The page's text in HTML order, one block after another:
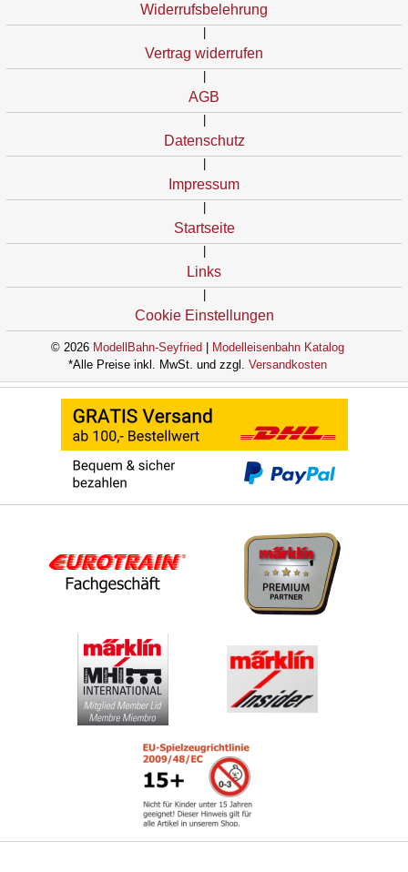
Widerrufsbelehrung
Vertrag widerrufen
AGB
Datenschutz
Impressum
Startseite
Links
Cookie Einstellungen
© 2026 ModellBahn-Seyfried
Modelleisenbahn Katalog
*Alle Preise inkl. MwSt. und zzgl. Versandkosten